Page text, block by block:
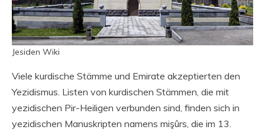
Jesiden Wiki
Viele kurdische Stämme und Emirate akzeptierten den
Yezidismus. Listen von kurdischen Stämmen, die mit
yezidischen Pir-Heiligen verbunden sind, finden sich in
yezidischen Manuskripten namens mişûrs, die im 13.